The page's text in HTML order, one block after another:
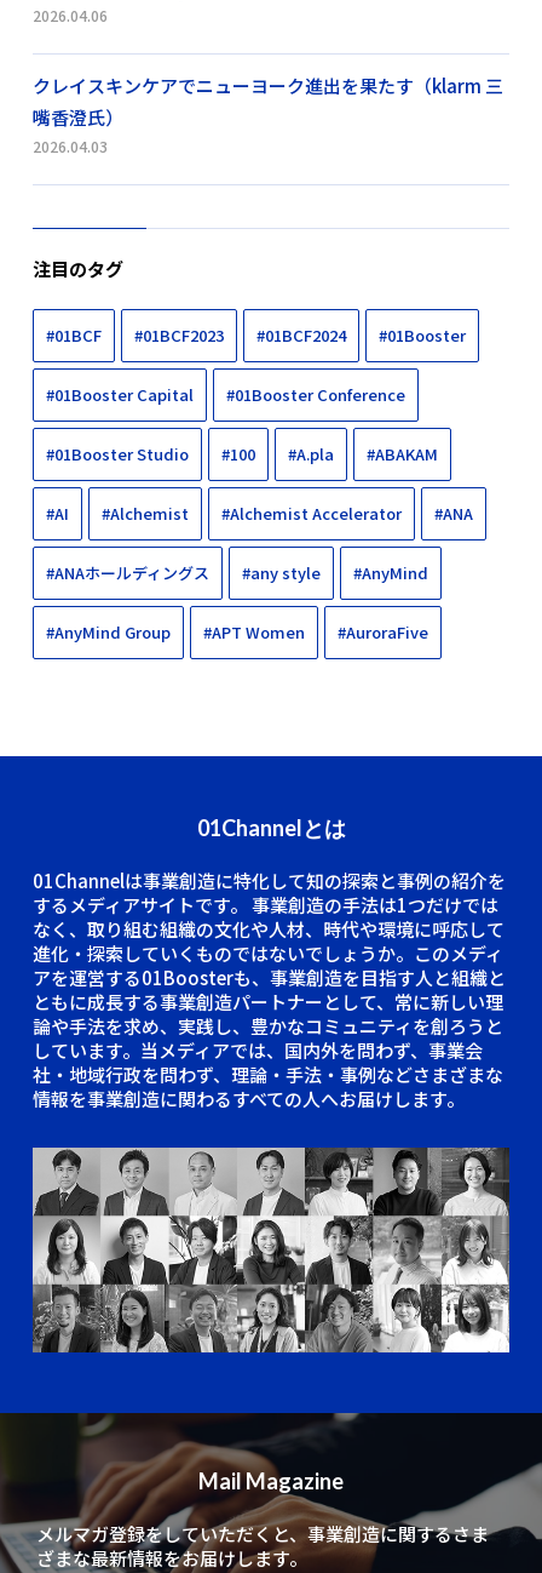
2026.04.06
クレイスキンケアでニューヨーク進出を果たす（klarm 三
嘴香澄氏）
2026.04.03
注目のタグ
#01BCF #01BCF2023 #01BCF2024 #01Booster
#01Booster Capital #01Booster Conference
#01Booster Studio #100 #A.pla #ABAKAM
#AI #Alchemist #Alchemist Accelerator #ANA
#ANAホールディングス #any style #AnyMind
#AnyMind Group #APT Women #AuroraFive
01Channelとは
01Channelは事業創造に特化して知の探索と事例の紹介を
するメディアサイトです。 事業創造の手法は1つだけでは
なく、取り組む組織の文化や人材、時代や環境に呼応して
進化・探索していくものではないでしょうか。このメディ
アを運営する01Boosterも、事業創造を目指す人と組織と
ともに成長する事業創造パートナーとして、常に新しい理
論や手法を求め、実践し、豊かなコミュニティを創ろうと
しています。当メディアでは、国内外を問わず、事業会
社・地域行政を問わず、理論・手法・事例などさまざまな
情報を事業創造に関わるすべての人へお届けします。
Mail Magazine
メルマガ登録をしていただくと、事業創造に関するさま
ざまな最新情報をお届けします。